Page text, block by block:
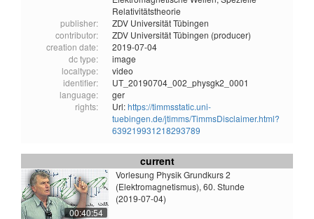
Relativitätstheorie
publisher:
ZDV Universität Tübingen
contributor:
ZDV Universität Tübingen (producer)
creation date:
2019-07-04
dc type:
image
localtype:
video
identifier:
UT_20190704_002_physgk2_0001
language:
ger
rights:
Url:https://timmsstatic.uni-
tuebingen.de/jtimms/TimmsDisclaimer.html?
639219931218293789
current
00:40:54
Vorlesung Physik Grundkurs 2
(Elektromagnetismus), 60. Stunde
(2019-07-04)